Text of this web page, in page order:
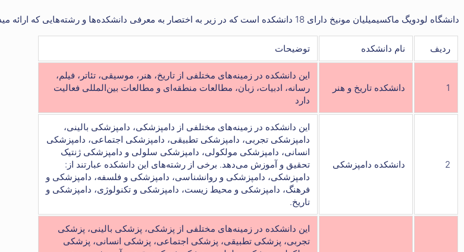
دانشگاه لودویگ ماکسیمیلیان مونیخ دارای 18 دانشکده است که در زیر به اختصار به معرفی دانشکده‌ها و رشته‌هایی که ارائه میدهند می‌پردازیم:
ردیف نام دانشکده توضیحات
1 دانشکده تاریخ و هنر
این دانشکده در زمینه‌های مختلفی از تاریخ، هنر، موسیقی، تئاتر، فیلم،
رسانه، ادبیات، زبان، مطالعات منطقه‌ای و مطالعات بین‌المللی فعالیت
دارد
2 دانشکده دامپزشکی
این دانشکده در زمینه‌های مختلفی از دامپزشکی، دامپزشکی بالینی،
دامپزشکی تجربی، دامپزشکی تطبیقی، دامپزشکی اجتماعی، دامپزشکی
انسانی، دامپزشکی مولکولی، دامپزشکی سلولی و دامپزشکی ژنتیک
تحقیق و آموزش می‌دهد. برخی از رشته‌های این دانشکده عبارتند از:
دامپزشکی، دامپزشکی و روانشناسی، دامپزشکی و فلسفه، دامپزشکی و
فرهنگ، دامپزشکی و محیط زیست، دامپزشکی و تکنولوژی، دامپزشکی و
تاریخ.
این دانشکده در زمینه‌های مختلفی از پزشکی، پزشکی بالینی، پزشکی
تجربی، پزشکی تطبیقی، پزشکی اجتماعی، پزشکی انسانی، پزشکی